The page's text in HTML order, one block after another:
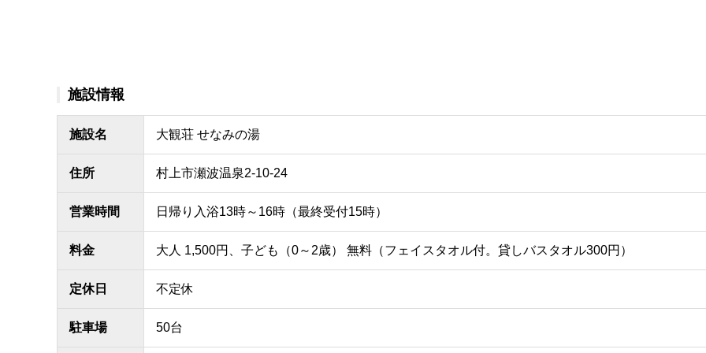
施設情報
施設名 大観荘 せなみの湯
住所 村上市瀬波温泉2-10-24
営業時間 日帰り入浴13時～16時（最終受付15時）
料金 大人 1,500円、子ども（0～2歳） 無料（フェイスタオル付。貸しバスタオル300円）
定休日 不定休
駐車場 50台